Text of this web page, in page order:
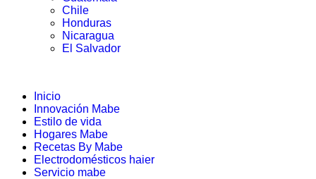
Chile
Honduras
Nicaragua
El Salvador
Inicio
Innovación Mabe
Estilo de vida
Hogares Mabe
Recetas By Mabe
Electrodomésticos haier
Servicio mabe